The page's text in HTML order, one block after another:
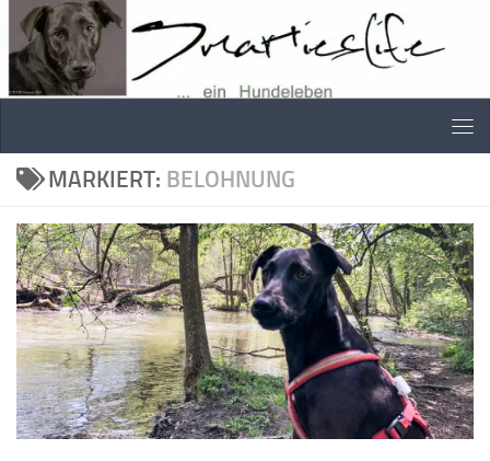
Skip to content
MARKIERT: BELOHNUNG